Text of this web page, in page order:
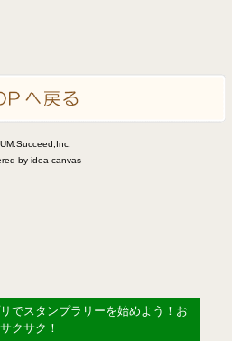
by idea canvas
でスタンプラリーを始めよう！お
クサク！